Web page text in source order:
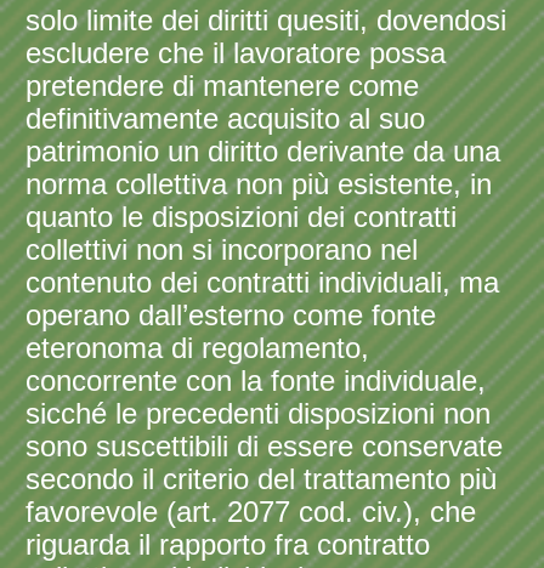
solo limite dei diritti quesiti, dovendosi
escludere che il lavoratore possa
pretendere di mantenere come
definitivamente acquisito al suo
patrimonio un diritto derivante da una
norma collettiva non più esistente, in
quanto le disposizioni dei contratti
collettivi non si incorporano nel
contenuto dei contratti individuali, ma
operano dall’esterno come fonte
eteronoma di regolamento,
concorrente con la fonte individuale,
sicché le precedenti disposizioni non
sono suscettibili di essere conservate
secondo il criterio del trattamento più
favorevole (art. 2077 cod. civ.), che
riguarda il rapporto fra contratto